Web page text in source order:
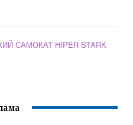
САМОКАТ HIPER STARK